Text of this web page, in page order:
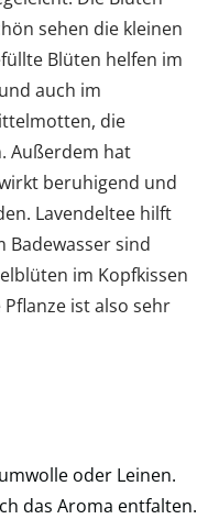
sehen die kleinen
Blüten helfen im
auch im
die
Außerdem hat
beruhigend und
Lavendeltee hilft
Badewasser sind
im Kopfkissen
ist also sehr
oder Leinen.
das Aroma entfalten.